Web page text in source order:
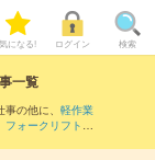
気になる! ログイン 検索
一覧
の他に、 軽作業
フォークリフト な